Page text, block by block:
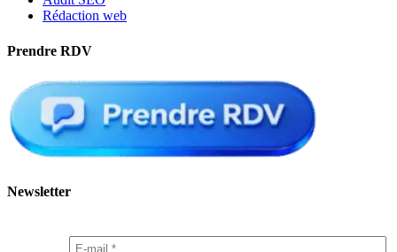
Rédaction web
Prendre RDV
Newsletter